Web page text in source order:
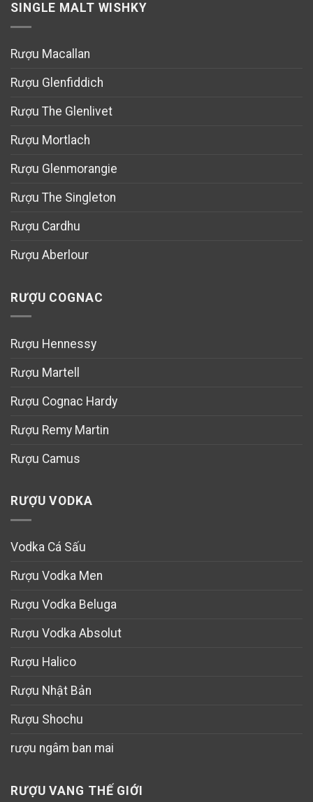
SINGLE MALT WISHKY
Rượu Macallan
Rượu Glenfiddich
Rượu The Glenlivet
Rượu Mortlach
Rượu Glenmorangie
Rượu The Singleton
Rượu Cardhu
Rượu Aberlour
RƯỢU COGNAC
Rượu Hennessy
Rượu Martell
Rượu Cognac Hardy
Rượu Remy Martin
Rượu Camus
RƯỢU VODKA
Vodka Cá Sấu
Rượu Vodka Men
Rượu Vodka Beluga
Rượu Vodka Absolut
Rượu Halico
Rượu Nhật Bản
Rượu Shochu
rượu ngâm ban mai
RƯỢU VANG THẾ GIỚI